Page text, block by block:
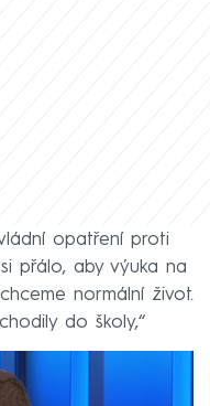
opatření proti
přálo, aby výuka na
normální život.
do školy,“